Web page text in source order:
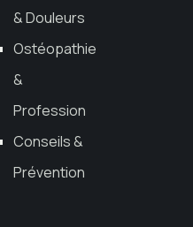
& Douleurs
Ostéopathie
&
Profession
Conseils &
Prévention